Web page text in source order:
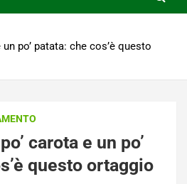
po’ patata: che cos’è questo
carota e un po’
questo ortaggio